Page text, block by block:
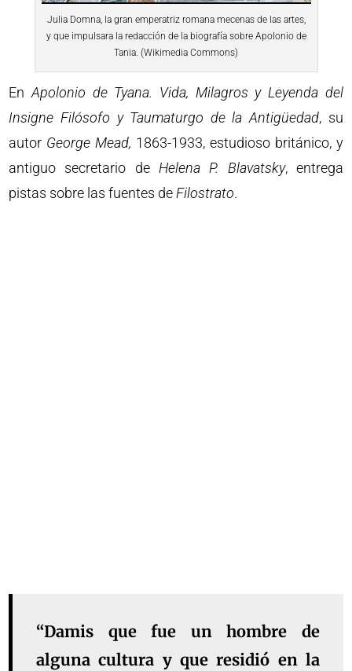
Julia Domna, la gran emperatriz romana mecenas de las artes,
y que impulsara la redacción de la biografía sobre Apolonio de
Tania. (Wikimedia Commons)
En Apolonio de Tyana. Vida, Milagros y Leyenda del
Insigne Filósofo y Taumaturgo de la Antigüedad, su
autor George Mead, 1863-1933, estudioso británico, y
antiguo secretario de Helena P. Blavatsky, entrega
pistas sobre las fuentes de Filostrato.
“Damis que fue un hombre de
alguna cultura y que residió en la